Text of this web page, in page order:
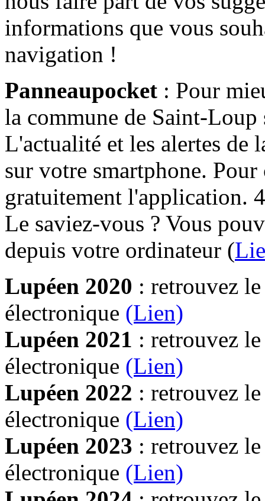
informations que vous
navigation !
Panneaupocket : Pour
la commune de Saint-Loup
L'actualité et les alertes de
sur votre smartphone.
gratuitement l'application.
Le saviez-vous ? Vous
depuis votre ordinateur (
Lupéen 2020 : retrouvez
électronique (Lien)
Lupéen 2021 : retrouvez
électronique (Lien)
Lupéen 2022 : retrouvez
électronique (Lien)
Lupéen 2023 : retrouvez
électronique (Lien)